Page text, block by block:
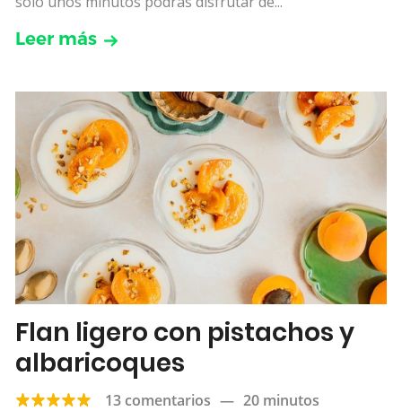
Leer más
Flan ligero con pistachos y
albaricoques
13 comentarios — 20 minutos